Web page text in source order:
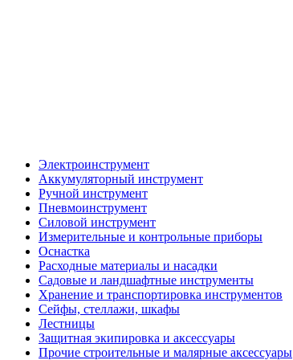
Электроинструмент
Аккумуляторный инструмент
Ручной инструмент
Пневмоинструмент
Силовой инструмент
Измерительные и контрольные приборы
Оснастка
Расходные материалы и насадки
Садовые и ландшафтные инструменты
Хранение и транспортировка инструментов
Сейфы, стеллажи, шкафы
Лестницы
Защитная экипировка и аксессуары
Прочие строительные и малярные аксессуары